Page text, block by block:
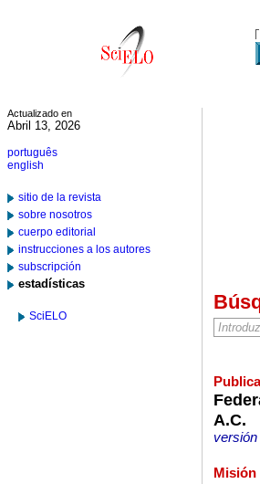
Actualizado en
Abril 13, 2026
português
english
sitio de la revista
sobre nosotros
cuerpo editorial
instrucciones a los autores
subscripción
estadísticas
SciELO
A.C.
Misión